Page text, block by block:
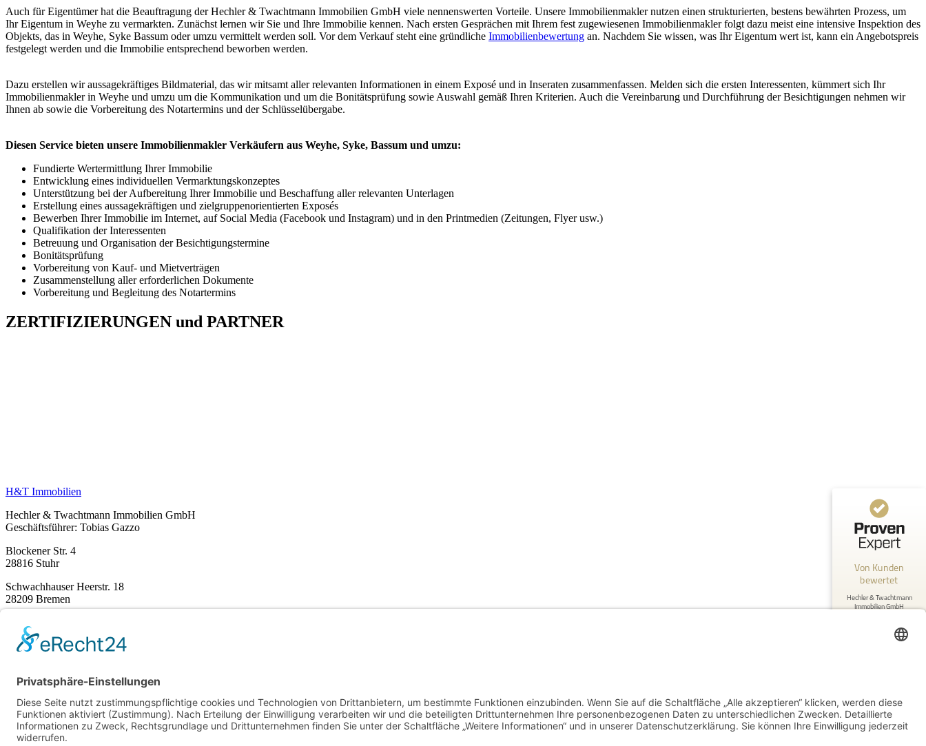
Auch für Eigentümer hat die Beauftragung der Hechler & Twachtmann Immobilien GmbH viele nennenswerten Vorteile. Unsere Immobilienmakler nutzen einen strukturierten, bestens bewährten Prozess, um
Ihr Eigentum in Weyhe zu vermarkten. Zunächst lernen wir Sie und Ihre Immobilie kennen. Nach ersten Gesprächen mit Ihrem fest zugewiesenen Immobilienmakler folgt dazu meist eine intensive Inspektion des
Objekts, das in Weyhe, Syke Bassum oder umzu vermittelt werden soll. Vor dem Verkauf steht eine gründliche Immobilienbewertung an. Nachdem Sie wissen, was Ihr Eigentum wert ist, kann ein Angebotspreis
festgelegt werden und die Immobilie entsprechend beworben werden.
Dazu erstellen wir aussagekräftiges Bildmaterial, das wir mitsamt aller relevanten Informationen in einem Exposé und in Inseraten zusammenfassen. Melden sich die ersten Interessenten, kümmert sich Ihr
Immobilienmakler in Weyhe und umzu um die Kommunikation und um die Bonitätsprüfung sowie Auswahl gemäß Ihren Kriterien. Auch die Vereinbarung und Durchführung der Besichtigungen nehmen wir
Ihnen ab sowie die Vorbereitung des Notartermins und der Schlüsselübergabe.
Diesen Service bieten unsere Immobilienmakler Verkäufern aus Weyhe, Syke, Bassum und umzu:
Fundierte Wertermittlung Ihrer Immobilie
Entwicklung eines individuellen Vermarktungskonzeptes
Unterstützung bei der Aufbereitung Ihrer Immobilie und Beschaffung aller relevanten Unterlagen
Erstellung eines aussagekräftigen und zielgruppenorientierten Exposés
Bewerben Ihrer Immobilie im Internet, auf Social Media (Facebook und Instagram) und in den Printmedien (Zeitungen, Flyer usw.)
Qualifikation der Interessenten
Betreuung und Organisation der Besichtigungstermine
Bonitätsprüfung
Vorbereitung von Kauf- und Mietverträgen
Zusammenstellung aller erforderlichen Dokumente
Vorbereitung und Begleitung des Notartermins
ZERTIFIZIERUNGEN und PARTNER
H&T Immobilien
Hechler & Twachtmann Immobilien GmbH
Geschäftsführer: Tobias Gazzo
Blockener Str. 4
28816 Stuhr
Schwachhauser Heerstr. 18
28209 Bremen
Impressum
AGB
Immobilie verkaufen in Delmenhorst
Immobilienmakler Delmenhorst
Immobilienmakler Stuhr
Von Kunden
bewertet
Hechler & Twachtmann
Immobilien GmbH
Authentizität
Blick aufs ProvenExpert-Profil werfen
Anonym
Fachkompetente Beratung, es wurde sich um
alles in unserem Sinne gekümmert vom
ersten Kontkt bis zur Übergab...